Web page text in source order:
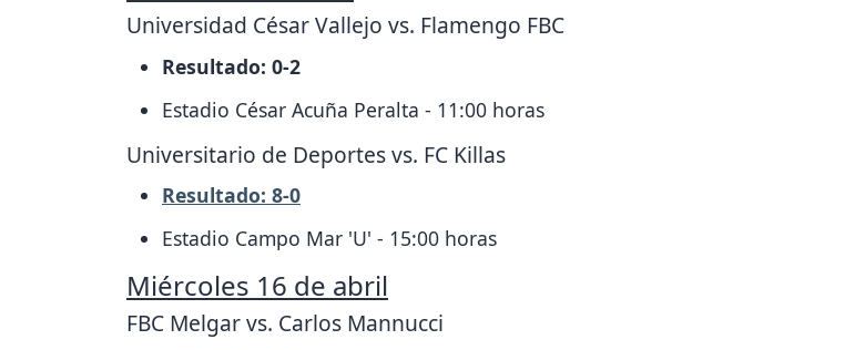
Universidad César Vallejo vs. Flamengo FBC
Resultado: 0-2
Estadio César Acuña Peralta - 11:00 horas
Universitario de Deportes vs. FC Killas
Resultado: 8-0
Estadio Campo Mar 'U' - 15:00 horas
Miércoles 16 de abril
FBC Melgar vs. Carlos Mannucci